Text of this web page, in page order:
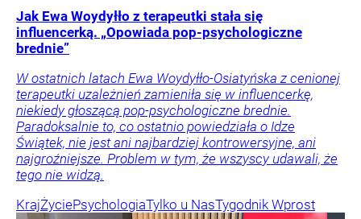
Jak Ewa Woydyłło z terapeutki stała się
influencerką. „Opowiada pop-psychologiczne
brednie”
W ostatnich latach Ewa Woydyłło-Osiatyńska z cenionej
terapeutki uzależnień zamieniła się w influencerkę,
niekiedy głoszącą pop-psychologiczne brednie.
Paradoksalnie to, co ostatnio powiedziała o Idze
Świątek, nie jest ani najbardziej kontrowersyjne, ani
najgroźniejsze. Problem w tym, że wszyscy udawali, że
tego nie widzą.
KrajŻyciePsychologiaTylko u NasTygodnik Wprost